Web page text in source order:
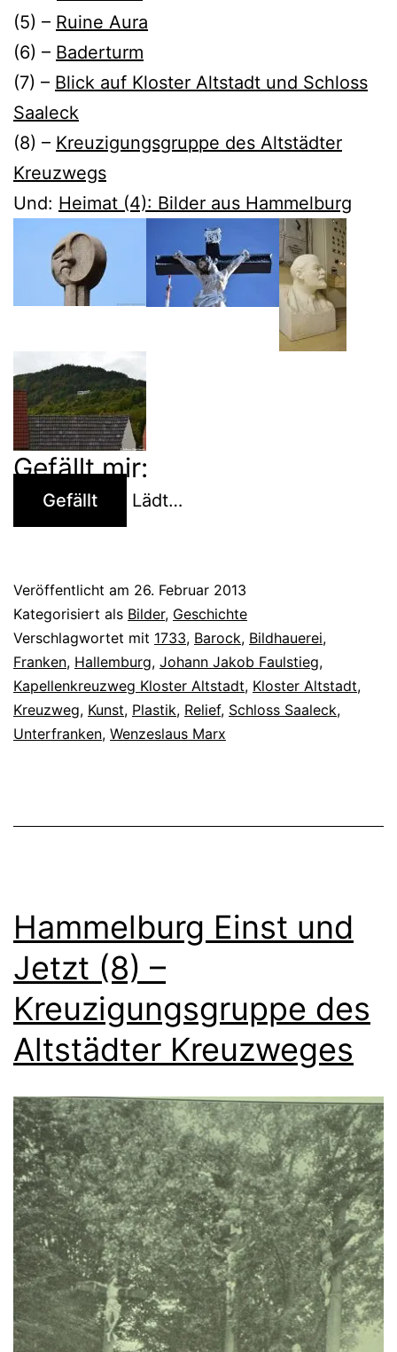
(5) – Ruine Aura
(6) – Baderturm
(7) – Blick auf Kloster Altstadt und Schloss
Saaleck
(8) – Kreuzigungsgruppe des Altstädter
Kreuzwegs
Und: Heimat (4): Bilder aus Hammelburg
Gefällt mir:
Gefällt Lädt…
Veröffentlicht am 26. Februar 2013
Kategorisiert als Bilder, Geschichte
Verschlagwortet mit 1733, Barock, Bildhauerei,
Franken, Hallemburg, Johann Jakob Faulstieg,
Kapellenkreuzweg Kloster Altstadt, Kloster Altstadt,
Kreuzweg, Kunst, Plastik, Relief, Schloss Saaleck,
Unterfranken, Wenzeslaus Marx
Hammelburg Einst und
Jetzt (8) –
Kreuzigungsgruppe des
Altstädter Kreuzweges